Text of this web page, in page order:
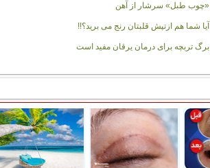
«چوب طبل» سرشار از آهن
آیا شما هم ازتپش قلبتان رنج می برید؟!!
برگ تربچه برای درمان یرقان مفید است